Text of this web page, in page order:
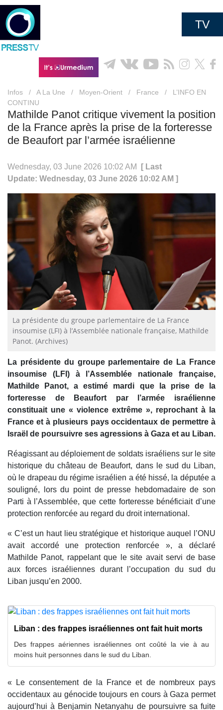
TV
Infos / A La Une / Moyen-Orient / France /
L’INFO EN
CONTINU
Mathilde Panot critique vivement la position
de la France après la prise de la forteresse
de Beaufort par l’armée israélienne
Wednesday, 03 June 2026 10:02 AM
[ Last
Update: Wednesday, 03 June 2026 10:02 AM ]
La présidente du groupe parlementaire de La France
insoumise (LFI) à l’Assemblée nationale française, Mathilde
Panot. (Archives)
La présidente du groupe parlementaire de La France
insoumise (LFI) à l’Assemblée nationale française,
Mathilde Panot, a estimé mardi que la prise de la
forteresse de Beaufort par l’armée israélienne
constituait une « violence extrême », reprochant à la
France et à plusieurs pays occidentaux de permettre à
Israël de poursuivre ses agressions à Gaza et au Liban.
Réagissant au déploiement de soldats israéliens sur le site
historique du château de Beaufort, dans le sud du Liban,
où le drapeau du régime israélien a été hissé, la députée a
souligné, lors du point de presse hebdomadaire de son
Parti à l’Assemblée, que cette forteresse bénéficiait d’une
protection renforcée au regard du droit international.
« C’est un haut lieu stratégique et historique auquel l’ONU
avait accordé une protection renforcée », a déclaré
Mathilde Panot, rappelant que le site avait servi de base
aux forces israéliennes durant l’occupation du sud du
Liban jusqu’en 2000.
Liban : des frappes israéliennes ont fait huit morts
Des frappes aériennes israéliennes ont coûté la vie à au
moins huit personnes dans le sud du Liban.
« Le consentement de la France et de nombreux pays
occidentaux au génocide toujours en cours à Gaza permet
aujourd’hui à Benjamin Netanyahu de poursuivre sa fuite